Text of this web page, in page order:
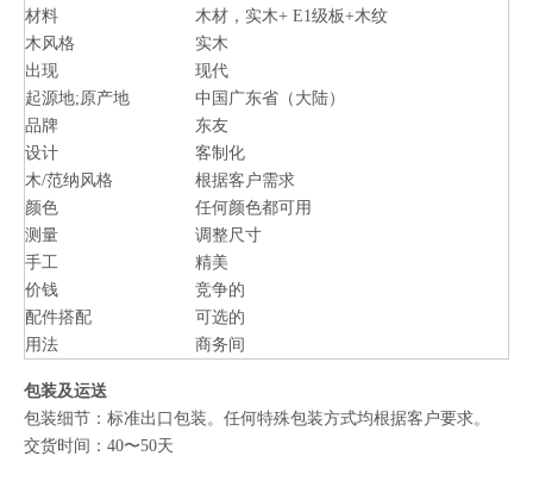
材料
木材，实木+ E1级板+木纹
木风格
实木
出现
现代
起源地;原产地
中国广东省（大陆）
品牌
东友
设计
客制化
木/范纳风格
根据客户需求
颜色
任何颜色都可用
测量
调整尺寸
手工
精美
价钱
竞争的
配件搭配
可选的
用法
商务间
包装及运送
包装细节：标准出口包装。任何特殊包装方式均根据客户要求。
交货时间：40〜50天